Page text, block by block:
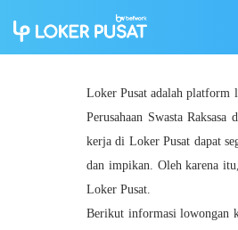
Loker Pusat adalah platform
Perusahaan Swasta
kerja di Loker Pusat dapat
dan impikan. Oleh karena
Loker Pusat.
Berikut informasi lowongan